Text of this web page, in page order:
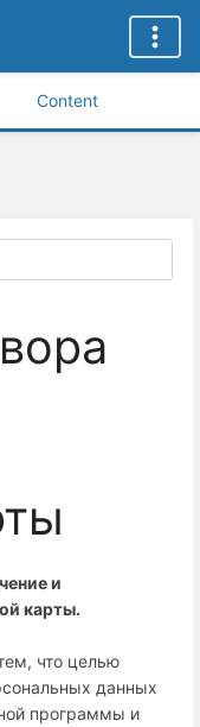
Content
и
карты.
что целью
данных
программы и